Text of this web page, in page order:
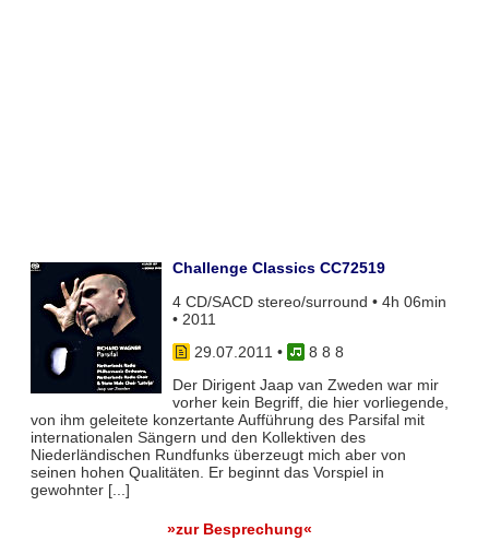
Challenge Classics CC72519
4 CD/SACD stereo/surround • 4h 06min
• 2011
29.07.2011 •
8 8 8
Der Dirigent Jaap van Zweden war mir
vorher kein Begriff, die hier vorliegende,
von ihm geleitete konzertante Aufführung des Parsifal mit
internationalen Sängern und den Kollektiven des
Niederländischen Rundfunks überzeugt mich aber von
seinen hohen Qualitäten. Er beginnt das Vorspiel in
gewohnter [...]
»zur Besprechung«